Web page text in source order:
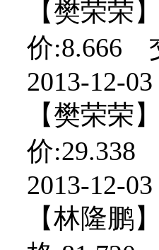
【樊荣荣
价:8.666
2013-12-
【樊荣荣
价:29.338
2013-12-
【林隆鹏